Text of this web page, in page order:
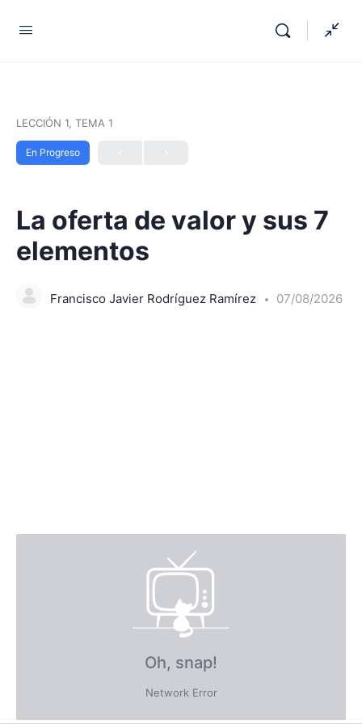
LECCIÓN 1, TEMA 1
En Progreso
La oferta de valor y sus 7
elementos
Francisco Javier Rodríguez Ramírez 07/08/2026